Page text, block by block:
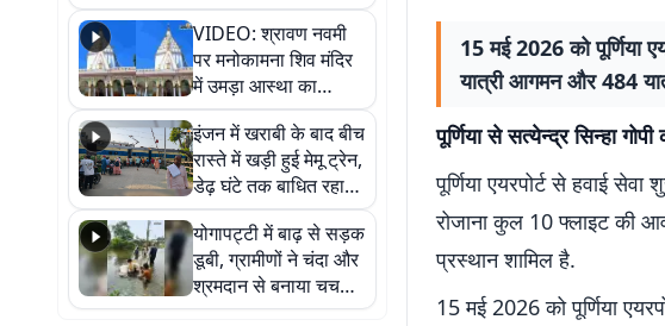
VIDEO: श्रावण नवमी
पर मनोकामना शिव मंदिर
में उमड़ा आस्था का
सैलाब, हर-हर महादेव के
जयघोष से गूंजा परिसर
इंजन में खराबी के बाद बीच
रास्ते में खड़ी हुई मेमू ट्रेन,
डेढ़ घंटे तक बाधित रहा
आवागमन
योगापट्टी में बाढ़ से सड़क
डूबी, ग्रामीणों ने चंदा और
श्रमदान से बनाया चचरी
पुल
15 मई 2026 को पूर्णिया
यात्री आगमन और 484
पूर्णिया से सत्येन्द्र सिन्हा गोपी
पूर्णिया एयरपोर्ट से हवाई
रोजाना कुल 10 फ्लाइट की
प्रस्थान शामिल है.
15 मई 2026 को पूर्णिया